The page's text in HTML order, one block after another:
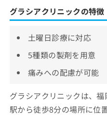
グラシアクリニックの特徴
土曜日診療に対応
5種類の製剤を用意
痛みへの配慮が可能
グラシアクリニックは、
駅から徒歩8分の場所に位